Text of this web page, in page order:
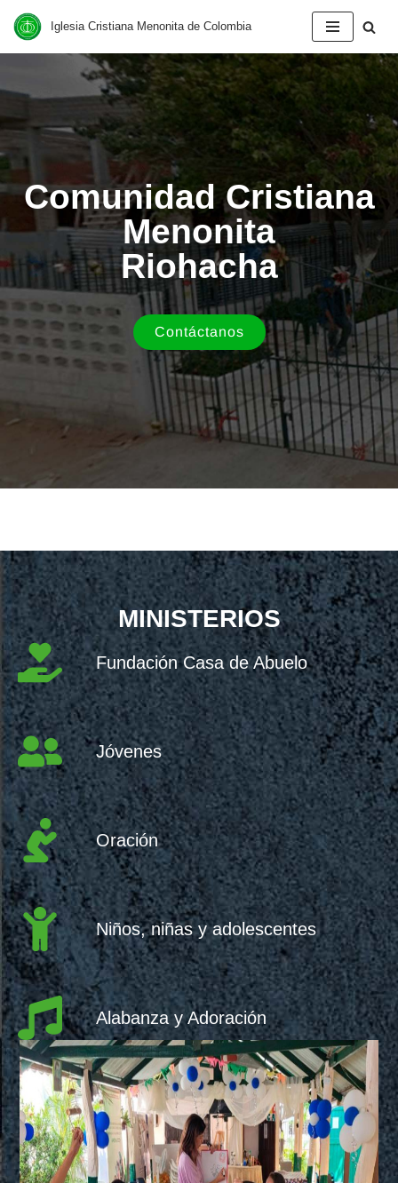
contenido
Iglesia Cristiana Menonita de Colombia
Comunidad Cristiana
Menonita
Riohacha
Contáctanos
MINISTERIOS
Fundación Casa de Abuelo
Jóvenes
Oración
Niños, niñas y adolescentes
Alabanza y Adoración